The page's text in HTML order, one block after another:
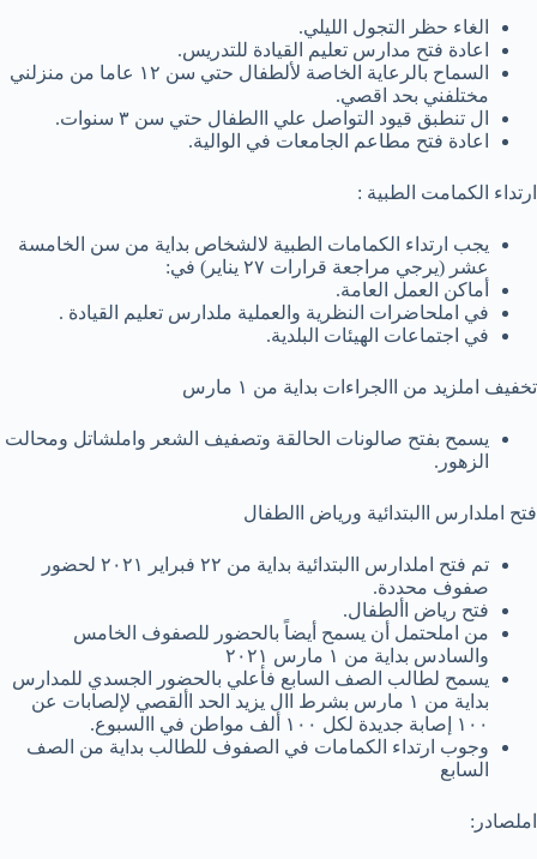
الغاء حظر التجول الليلي.
اعادة فتح مدارس تعليم القيادة للتدريس.
السماح بالرعاية الخاصة لألطفال حتي سن ١٢ عاما من منزلني
مختلفني بحد اقصي.
ال تنطبق قيود التواصل علي االطفال حتي سن ٣ سنوات.
اعادة فتح مطاعم الجامعات في الوالية.
ارتداء الكمامت الطبية :
يجب ارتداء الكمامات الطبية لالشخاص بداية من سن الخامسة
عشر (يرجي مراجعة قرارات ٢٧ يناير) في:
أماكن العمل العامة.
في املحاضرات النظرية والعملية ملدارس تعليم القيادة .
في اجتماعات الهيئات البلدية.
تخفيف املزيد من االجراءات بداية من ١ مارس
يسمح بفتح صالونات الحالقة وتصفيف الشعر واملشاتل ومحالت
الزهور.
فتح املدارس االبتدائية ورياض االطفال
تم فتح املدارس االبتدائية بداية من ٢٢ فبراير ٢٠٢١ لحضور
صفوف محددة.
فتح رياض األطفال.
من املحتمل أن يسمح أيضاً بالحضور للصفوف الخامس
والسادس بداية من ١ مارس ٢٠٢١
يسمح لطالب الصف السابع فأعلي بالحضور الجسدي للمدارس
بداية من ١ مارس بشرط اال يزيد الحد األقصي لإلصابات عن
١٠٠ إصابة جديدة لكل ١٠٠ ألف مواطن في االسبوع.
وجوب ارتداء الكمامات في الصفوف للطالب بداية من الصف
السابع
املصادر: